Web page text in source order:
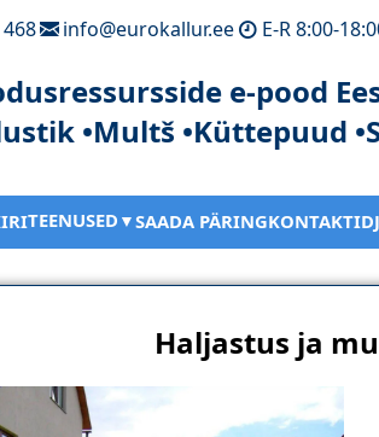
info@eurokallur.ee E-R 8:00-
e-pood
•Multš •Küttepuud
TEENUSED SAADA PÄRINGKONTAKTID
Haljastus ja